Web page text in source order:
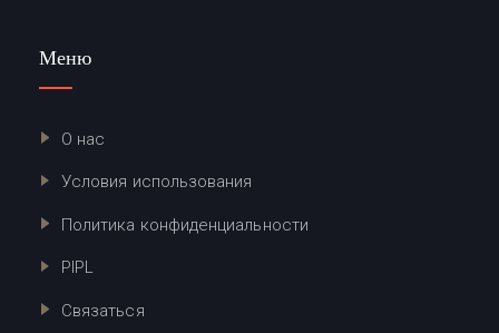
Меню
О нас
Условия использования
Политика конфиденциальности
PIPL
Связаться